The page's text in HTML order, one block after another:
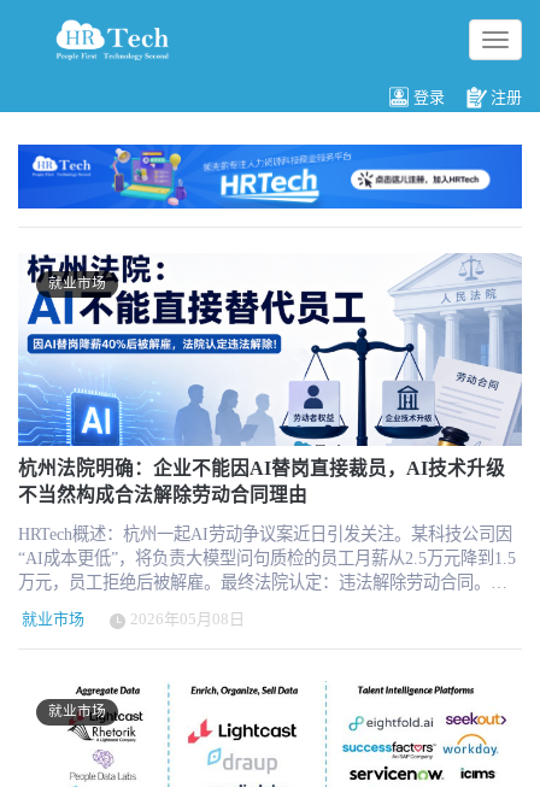
切
换
航
登录 注册
就业市场
杭州法院明确：企业不能因AI替岗直接裁员，AI技术升级
不当然构成合法解除劳动合同理由
HRTech概述：杭州一起AI劳动争议案近日引发关注。某科技公司因
“AI成本更低”，将负责大模型问句质检的员工月薪从2.5万元降到1.5
万元，员工拒绝后被解雇。最终法院认定：违法解除劳动合同。法
院强调，AI技术升级并不自动构成“劳动合同无法履行”，企业不能
单方面因AI替代而降薪裁员。企业应优先培训员工、合理协商调
岗，并保障劳动者权益。 随着AI大模型快速进入客服、内容审核、
数据处理、运营支持等岗位，企业“AI替岗”正在从技术讨论逐渐演
变为真实的劳动关系问题。而杭州法院近日公布的一起典型案例，
首次对“AI替岗是否能够成为企业裁员理由”给出了明确司法态度。
根据杭州法院披露的信息，某科技公司员工周某长期从事“问句质检”
工作，其核心职责是对AI大模型与用户交互生成的答案进行正确性
就业市场 2026年05月08日
就业市场